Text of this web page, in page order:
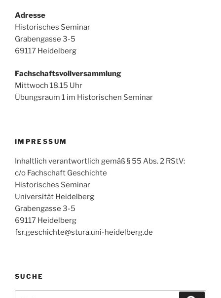
Adresse
Historisches Seminar
Grabengasse 3-5
69117 Heidelberg
Fachschaftsvollversammlung
Mittwoch 18.15 Uhr
Übungsraum 1 im Historischen Seminar
IMPRESSUM
Inhaltlich verantwortlich gemäß § 55 Abs. 2 RStV:
c/o Fachschaft Geschichte
Historisches Seminar
Universität Heidelberg
Grabengasse 3-5
69117 Heidelberg
fsr.geschichte@stura.uni-heidelberg.de
SUCHE